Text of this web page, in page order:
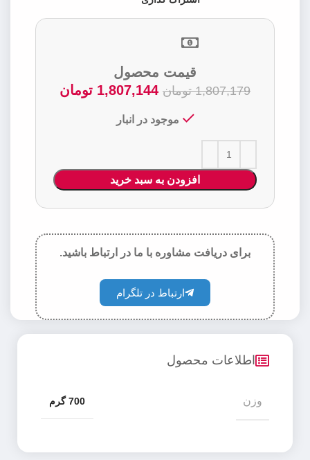
قیمت محصول
1,807,179 تومان 1,807,144 تومان
موجود در انبار
افزودن به سبد خرید
برای دریافت مشاوره با ما در ارتباط باشید.
ارتباط در تلگرام
اطلاعات محصول
وزن 700 گرم